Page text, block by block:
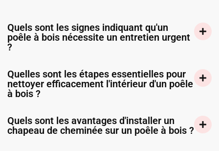
Quels sont les signes indiquant qu'un
poêle à bois nécessite un entretien urgent
?
Quelles sont les étapes essentielles pour
nettoyer efficacement l'intérieur d'un poêle
à bois ?
Quels sont les avantages d'installer un
chapeau de cheminée sur un poêle à bois ?